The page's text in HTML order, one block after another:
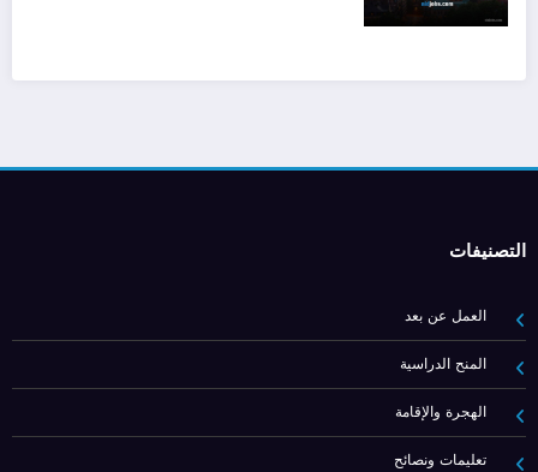
التصنيفات
العمل عن بعد
المنح الدراسية
الهجرة والإقامة
تعليمات ونصائح